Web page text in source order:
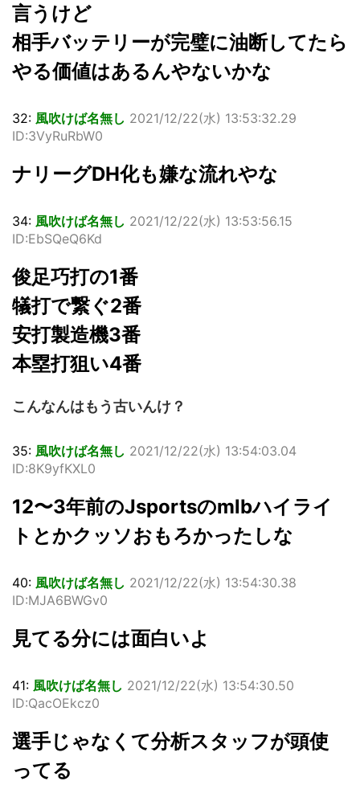
言うけど
相手バッテリーが完璧に油断してたら
やる価値はあるんやないかな
32: 風吹けば名無し 2021/12/22(水) 13:53:32.29
ID:3VyRuRbW0
ナリーグDH化も嫌な流れやな
34: 風吹けば名無し 2021/12/22(水) 13:53:56.15
ID:EbSQeQ6Kd
俊足巧打の1番
犠打で繋ぐ2番
安打製造機3番
本塁打狙い4番
こんなんはもう古いんけ？
35: 風吹けば名無し 2021/12/22(水) 13:54:03.04
ID:8K9yfKXL0
12〜3年前のJsportsのmlbハイライ
トとかクッソおもろかったしな
40: 風吹けば名無し 2021/12/22(水) 13:54:30.38
ID:MJA6BWGv0
見てる分には面白いよ
41: 風吹けば名無し 2021/12/22(水) 13:54:30.50
ID:QacOEkcz0
選手じゃなくて分析スタッフが頭使
ってる